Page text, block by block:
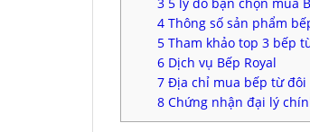
4 Thông số sản phẩm
5 Tham khảo top 3 bếp
6 Dịch vụ Bếp Royal
7 Địa chỉ mua bếp từ đôi
8 Chứng nhận đại lý